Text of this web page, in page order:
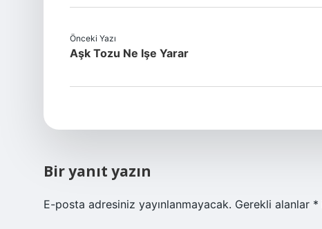
Önceki Yazı
Aşk Tozu Ne Işe Yarar
Bir yanıt yazın
E-posta adresiniz yayınlanmayacak. Gerekli alanlar *